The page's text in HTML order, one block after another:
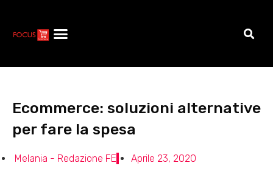
Ecommerce: soluzioni alternative
per fare la spesa
Melania - Redazione FE Aprile 23, 2020